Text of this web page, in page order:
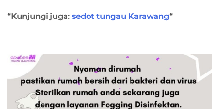
“Kunjungi juga: sedot tungau Karawang“